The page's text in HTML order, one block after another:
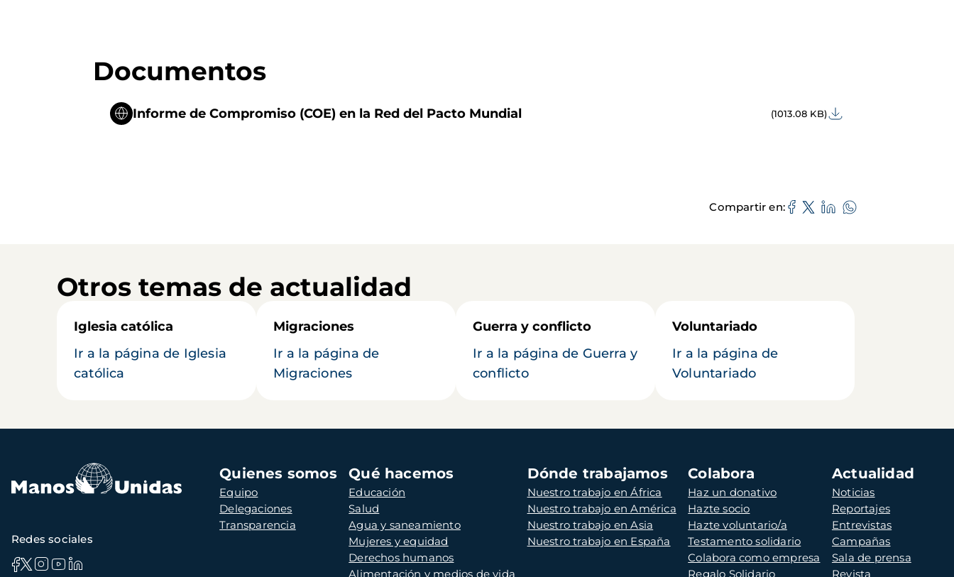
Documentos
Informe de Compromiso (COE) en la Red del Pacto Mundial (1013.08 KB)
Compartir en
Otros temas de actualidad
Iglesia católica
Ir a la página de Iglesia
católica
Migraciones
Ir a la página de
Migraciones
Guerra y conflicto
Ir a la página de Guerra y
conflicto
Voluntariado
Ir a la página de
Voluntariado
Navegación
principal
Quienes somos
Equipo
Delegaciones
Transparencia
Qué hacemos
Educación
Salud
Agua y saneamiento
Mujeres y equidad
Derechos humanos
Alimentación y medios de vida
Dónde trabajamos
Nuestro trabajo en África
Nuestro trabajo en América
Nuestro trabajo en Asia
Nuestro trabajo en España
Colabora
Haz un donativo
Hazte socio
Hazte voluntario/a
Testamento solidario
Colabora como empresa
Regalo Solidario
Actualidad
Noticias
Reportajes
Entrevistas
Campañas
Sala de prensa
Revista
Redes sociales